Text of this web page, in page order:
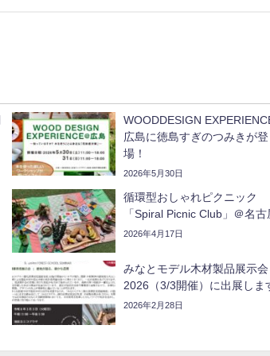
WOODDESIGN
広島に徳島すぎのつみきが登
場！
2026年5月30日
循環型おしゃれピクニック
「Spiral Picnic Club」＠名古
2026年4月17日
みなとモデル木材製品展示会
2026（3/3開催）に出展しま
2026年2月28日